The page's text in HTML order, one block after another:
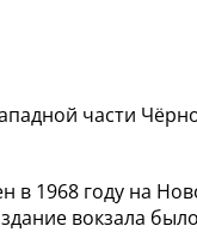
части
в 1968 году на
вокзала